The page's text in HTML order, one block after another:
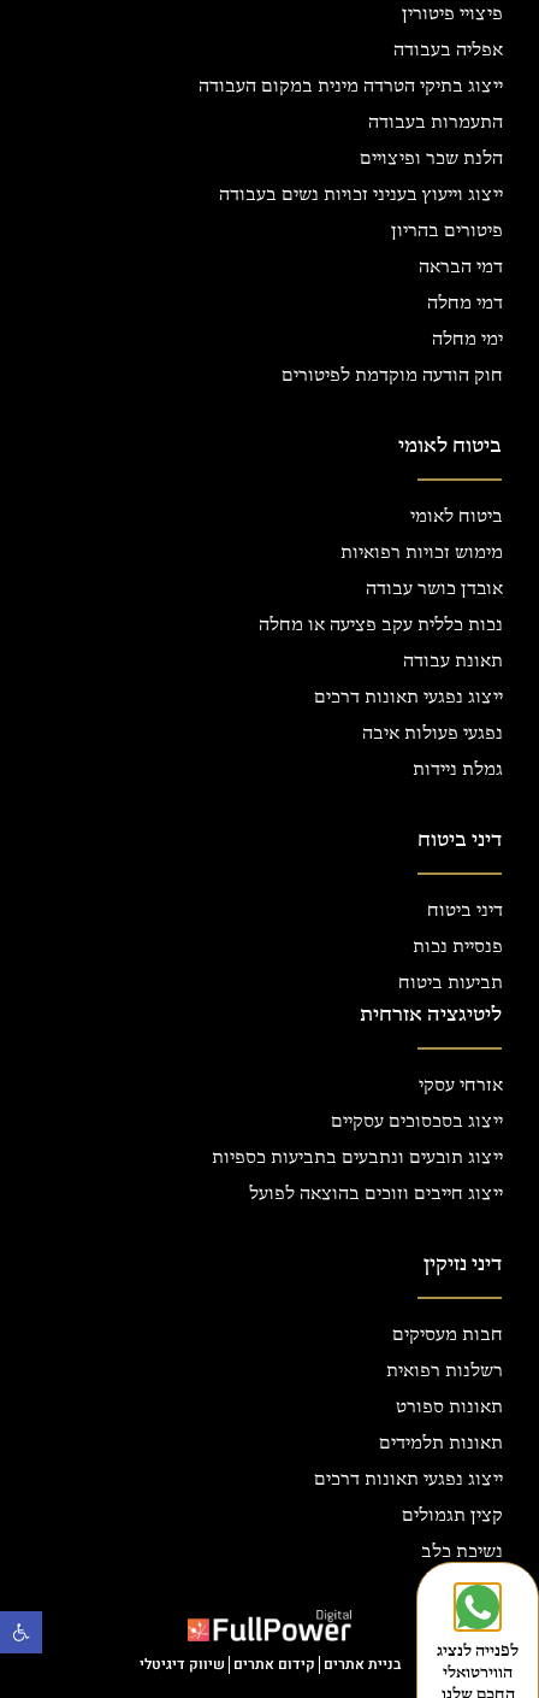
פיצויי פיטורין
אפליה בעבודה
ייצוג בתיקי הטרדה מינית במקום העבודה
התעמרות בעבודה
הלנת שכר ופיצויים
ייצוג וייעוץ בעניני זכויות נשים בעבודה
פיטורים בהריון
דמי הבראה
דמי מחלה
ימי מחלה
חוק הודעה מוקדמת לפיטורים
ביטוח לאומי
ביטוח לאומי
מימוש זכויות רפואיות
אובדן כושר עבודה
נכות כללית עקב פציעה או מחלה
תאונת עבודה
ייצוג נפגעי תאונות דרכים
נפגעי פעולות איבה
גמלת ניידות
דיני ביטוח
דיני ביטוח
פנסיית נכות
תביעות ביטוח
ליטיגציה אזרחית
אזרחי עסקי
ייצוג בסכסוכים עסקיים
ייצוג תובעים ונתבעים בתביעות כספיות
ייצוג חייבים וזוכים בהוצאה לפועל
דיני נזיקין
חבות מעסיקים
רשלנות רפואית
תאונות ספורט
תאונות תלמידים
ייצוג נפגעי תאונות דרכים
קצין תגמולים
נשיכת כלב
בניית אתרים קידום אתרים שיווק דיגיטלי
לפנייה לנציג
הווירטואלי